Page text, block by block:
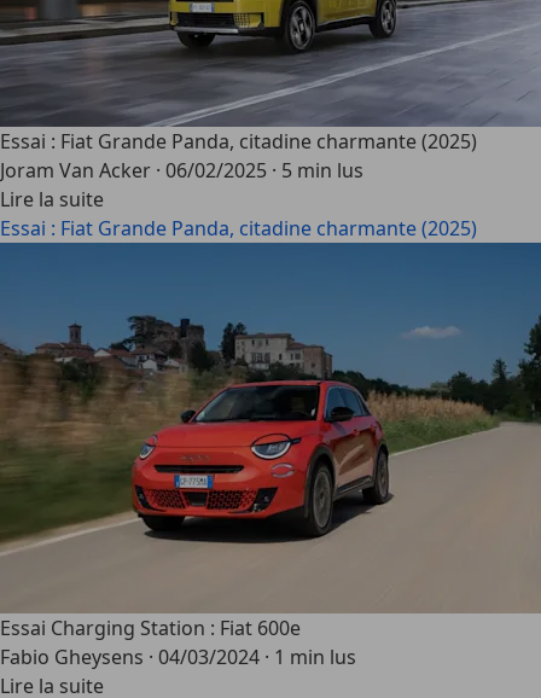
Essai : Fiat Grande Panda, citadine charmante (2025)
Joram Van Acker · 06/02/2025 · 5 min lus
Lire la suite
Essai : Fiat Grande Panda, citadine charmante (2025)
Essai Charging Station : Fiat 600e
Fabio Gheysens · 04/03/2024 · 1 min lus
Lire la suite